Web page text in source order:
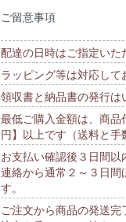
ご留意事項
配達の日時はご指定いた
ラッピング等は対応して
領収書と納品書の発行は
最低ご購入金額は、商
円】以上です（送料と手
お支払い確認後３日間
連絡から通常２～３日間
す。
ご注文から商品の発送